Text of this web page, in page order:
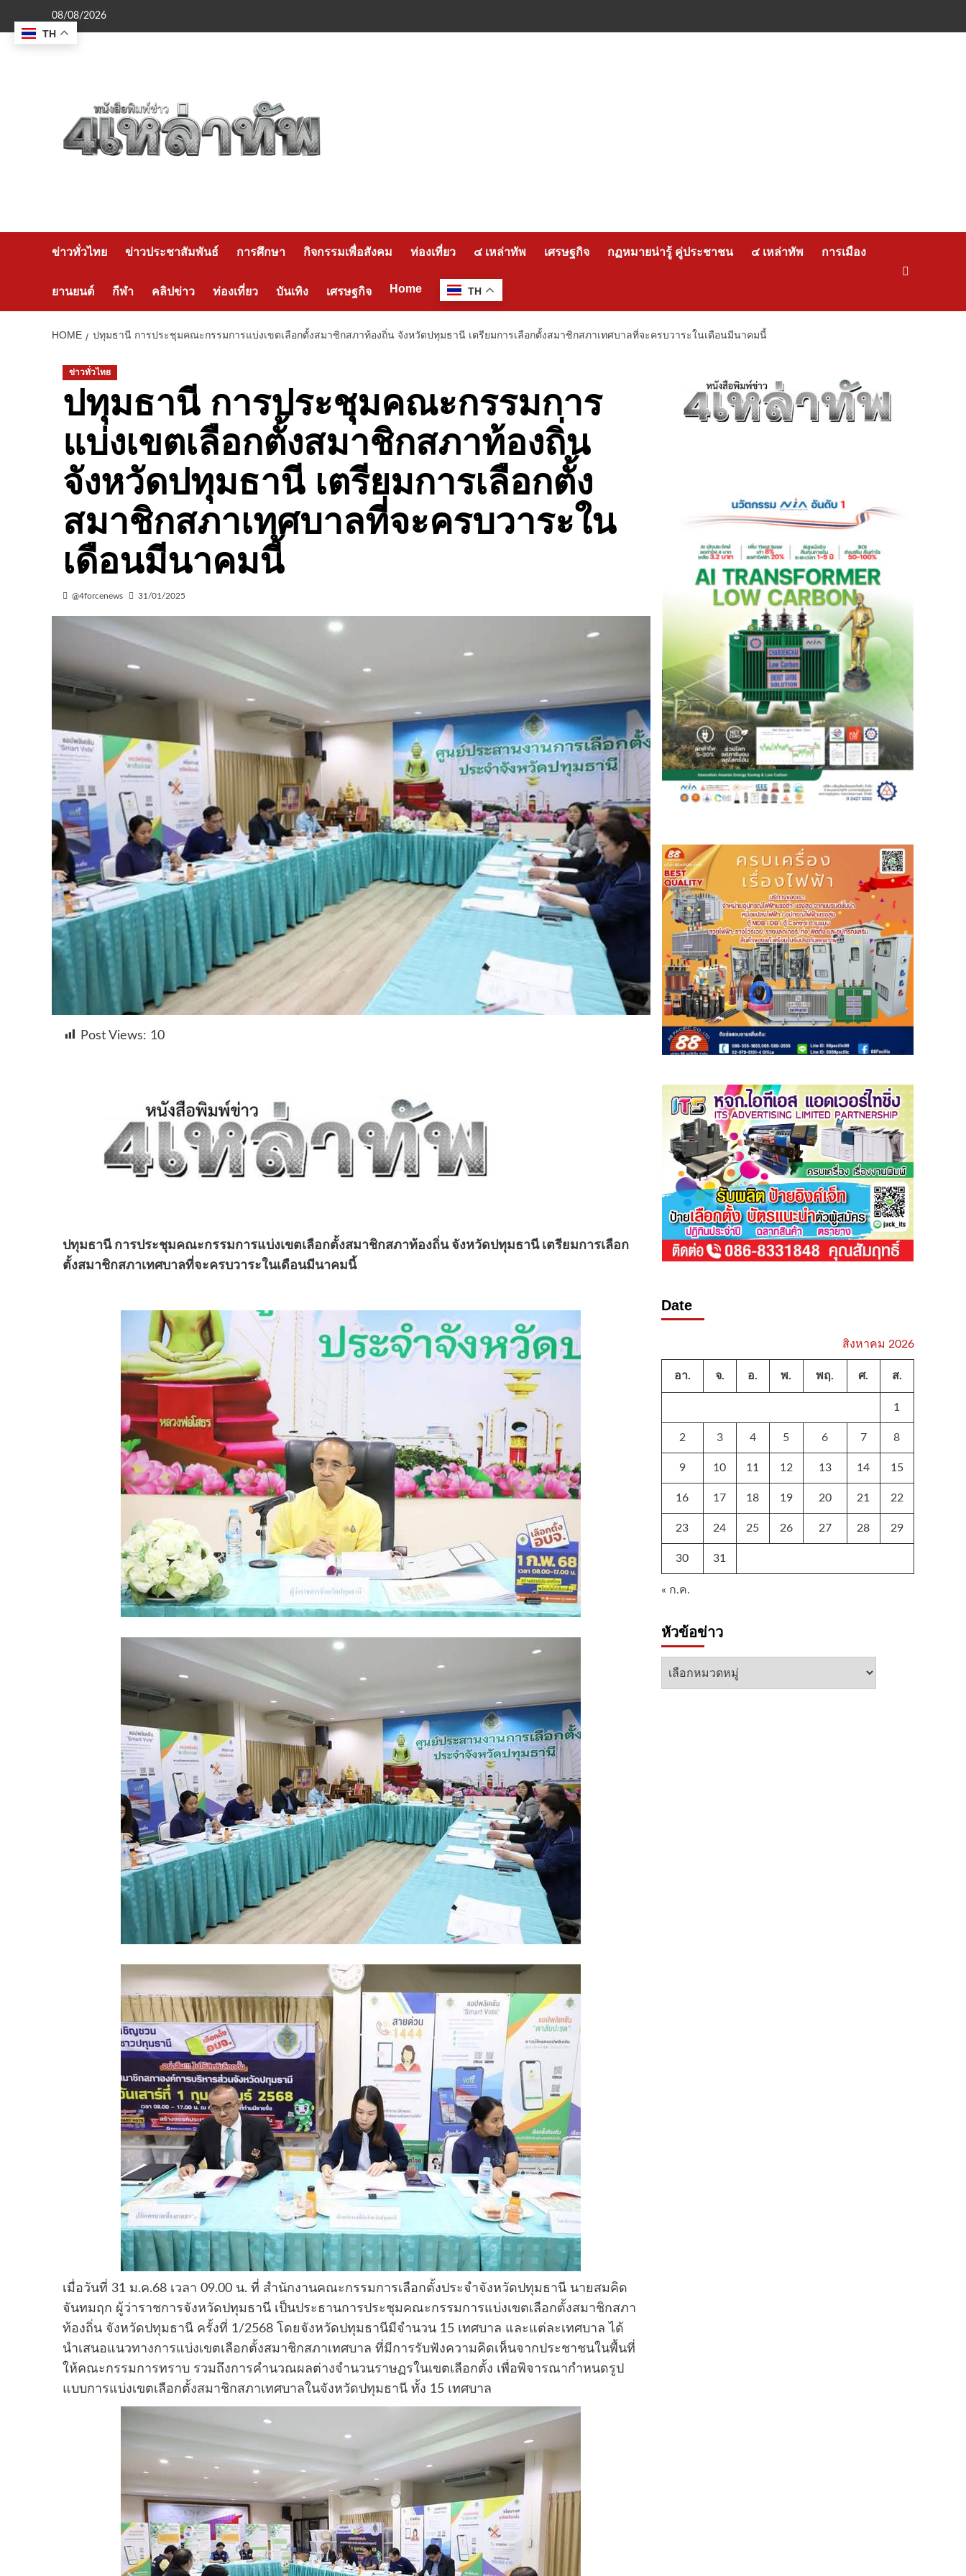
content
08/08/2026
ข่าวทั่วไทย ข่าวประชาสัมพันธ์ การศึกษา กิจกรรมเพื่อสังคม ท่องเที่ยว ๔ เหล่าทัพ เศรษฐกิจ กฏหมายน่ารู้ คู่ประชาชน ๔ เหล่าทัพ การเมือง
ยานยนต์ กีฬา คลิปข่าว ท่องเที่ยว บันเทิง เศรษฐกิจ Home TH
HOME ปทุมธานี การประชุมคณะกรรมการแบ่งเขตเลือกตั้งสมาชิกสภาท้องถิ่น จังหวัดปทุมธานี เตรียมการเลือกตั้งสมาชิกสภาเทศบาลที่จะครบวาระในเดือนมีนาคมนี้
ข่าวทั่วไทย
ปทุมธานี การประชุมคณะกรรมการ
แบ่งเขตเลือกตั้งสมาชิกสภาท้องถิ่น
จังหวัดปทุมธานี เตรียมการเลือกตั้ง
สมาชิกสภาเทศบาลที่จะครบวาระใน
เดือนมีนาคมนี้
@4forcenews 31/01/2025
Post Views: 10
ปทุมธานี การประชุมคณะกรรมการแบ่งเขตเลือกตั้งสมาชิกสภาท้องถิ่น จังหวัดปทุมธานี เตรียมการเลือก
ตั้งสมาชิกสภาเทศบาลที่จะครบวาระในเดือนมีนาคมนี้
เมื่อวันที่ 31 ม.ค.68 เวลา 09.00 น. ที่ สำนักงานคณะกรรมการเลือกตั้งประจำจังหวัดปทุมธานี นายสมคิด
จันทมฤก ผู้ว่าราชการจังหวัดปทุมธานี เป็นประธานการประชุมคณะกรรมการแบ่งเขตเลือกตั้งสมาชิกสภา
ท้องถิ่น จังหวัดปทุมธานี ครั้งที่ 1/2568 โดยจังหวัดปทุมธานีมีจำนวน 15 เทศบาล และแต่ละเทศบาล ได้
นำเสนอแนวทางการแบ่งเขตเลือกตั้งสมาชิกสภาเทศบาล ที่มีการรับฟังความคิดเห็นจากประชาชนในพื้นที่
ให้คณะกรรมการทราบ รวมถึงการคำนวณผลต่างจำนวนราษฏรในเขตเลือกตั้ง เพื่อพิจารณากำหนดรูป
แบบการแบ่งเขตเลือกตั้งสมาชิกสภาเทศบาลในจังหวัดปทุมธานี ทั้ง 15 เทศบาล
Date
สิงหาคม 2026
อา. จ. อ. พ. พฤ. ศ. ส.
1
2 3 4 5 6 7 8
9 10 11 12 13 14 15
16 17 18 19 20 21 22
23 24 25 26 27 28 29
30 31
« ก.ค.
หัวข้อข่าว
หัวข้อ
TH